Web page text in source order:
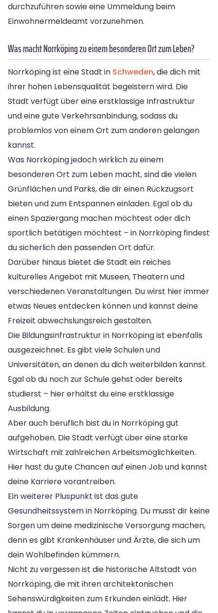
durchzuführen sowie eine Ummeldung beim
Einwohnermeldeamt vorzunehmen.
Was macht Norrköping zu einem besonderen Ort zum Leben?
Norrköping ist eine Stadt in Schweden, die dich mit
ihrer hohen Lebensqualität begeistern wird. Die
Stadt verfügt über eine erstklassige Infrastruktur
und eine gute Verkehrsanbindung, sodass du
problemlos von einem Ort zum anderen gelangen
kannst.
Was Norrköping jedoch wirklich zu einem
besonderen Ort zum Leben macht, sind die vielen
Grünflächen und Parks, die dir einen Rückzugsort
bieten und zum Entspannen einladen. Egal ob du
einen Spaziergang machen möchtest oder dich
sportlich betätigen möchtest – in Norrköping findest
du sicherlich den passenden Ort dafür.
Darüber hinaus bietet die Stadt ein reiches
kulturelles Angebot mit Museen, Theatern und
verschiedenen Veranstaltungen. Du wirst hier immer
etwas Neues entdecken können und kannst deine
Freizeit abwechslungsreich gestalten.
Die Bildungsinfrastruktur in Norrköping ist ebenfalls
ausgezeichnet. Es gibt viele Schulen und
Universitäten, an denen du dich weiterbilden kannst.
Egal ob du noch zur Schule gehst oder bereits
studierst – hier erhältst du eine erstklassige
Ausbildung.
Aber auch beruflich bist du in Norrköping gut
aufgehoben. Die Stadt verfügt über eine starke
Wirtschaft mit zahlreichen Arbeitsmöglichkeiten.
Hier hast du gute Chancen auf einen Job und kannst
deine Karriere vorantreiben.
Ein weiterer Pluspunkt ist das gute
Gesundheitssystem in Norrköping. Du musst dir keine
Sorgen um deine medizinische Versorgung machen,
denn es gibt Krankenhäuser und Ärzte, die sich um
dein Wohlbefinden kümmern.
Nicht zu vergessen ist die historische Altstadt von
Norrköping, die mit ihren architektonischen
Sehenswürdigkeiten zum Erkunden einlädt. Hier